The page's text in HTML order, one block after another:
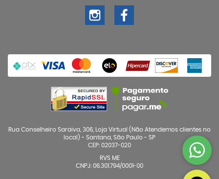
Rua Conselheiro Saraiva, 306, Loja Virtual (Não Atendemos clientes no
local) - Santana, São Paulo - SP
CEP: 02037-020
RVS ME
CNPJ: 06.301.794/0001-00